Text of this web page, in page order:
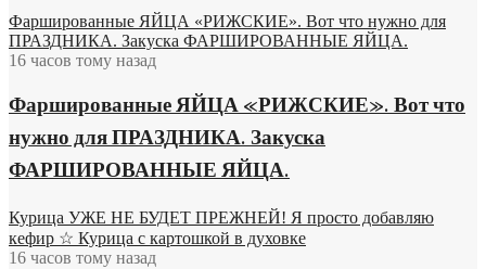
Фаршированные ЯЙЦА «РИЖСКИЕ». Вот что нужно для
ПРАЗДНИКА. Закуска ФАРШИРОВАННЫЕ ЯЙЦА.
16 часов тому назад
Фаршированные ЯЙЦА «РИЖСКИЕ». Вот что
нужно для ПРАЗДНИКА. Закуска
ФАРШИРОВАННЫЕ ЯЙЦА.
Курица УЖЕ НЕ БУДЕТ ПРЕЖНЕЙ! Я просто добавляю
кефир ☆ Курица с картошкой в духовке
16 часов тому назад